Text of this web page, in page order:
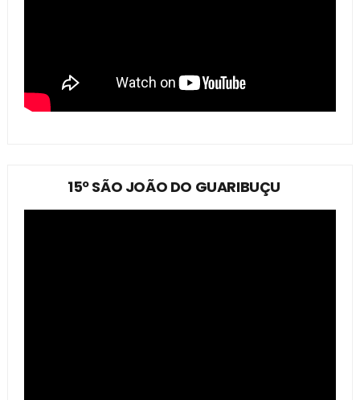
15º SÃO JOÃO DO GUARIBUÇU